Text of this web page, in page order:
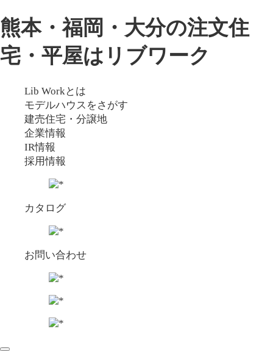
熊本・福岡・大分の注文住
宅・平屋はリブワーク
Lib Workとは
モデルハウスをさがす
建売住宅・分譲地
企業情報
IR情報
採用情報
カタログ
お問い合わせ